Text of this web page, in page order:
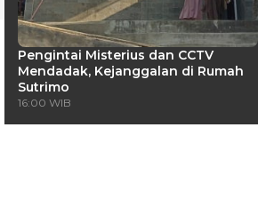
Pengintai Misterius dan CCTV
Mendadak, Kejanggalan di Rumah
Sutrimo
16:00 WIB